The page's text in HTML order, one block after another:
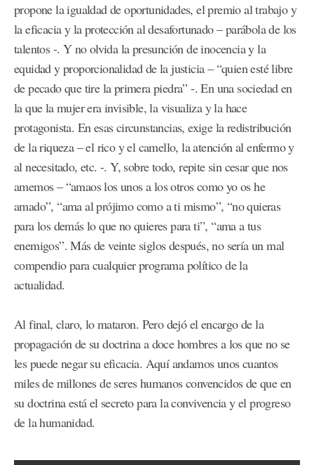
propone la igualdad de oportunidades, el premio al trabajo y
la eficacia y la protección al desafortunado – parábola de los
talentos -. Y no olvida la presunción de inocencia y la
equidad y proporcionalidad de la justicia – “quien esté libre
de pecado que tire la primera piedra” -. En una sociedad en
la que la mujer era invisible, la visualiza y la hace
protagonista. En esas circunstancias, exige la redistribución
de la riqueza – el rico y el camello, la atención al enfermo y
al necesitado, etc. -. Y, sobre todo, repite sin cesar que nos
amemos – “amaos los unos a los otros como yo os he
amado”, “ama al prójimo como a ti mismo”, “no quieras
para los demás lo que no quieres para ti”, “ama a tus
enemigos”. Más de veinte siglos después, no sería un mal
compendio para cualquier programa político de la
actualidad.
Al final, claro, lo mataron. Pero dejó el encargo de la
propagación de su doctrina a doce hombres a los que no se
les puede negar su eficacia. Aquí andamos unos cuantos
miles de millones de seres humanos convencidos de que en
su doctrina está el secreto para la convivencia y el progreso
de la humanidad.